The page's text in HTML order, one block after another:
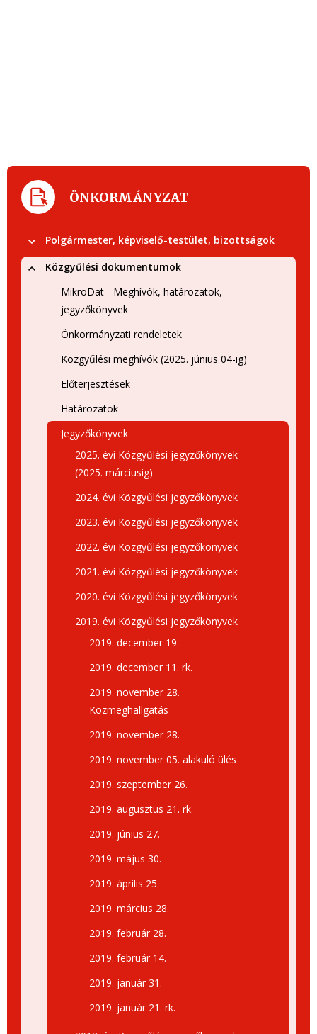
ÖNKORMÁNYZAT
Polgármester, képviselő-testület, bizottságok
Közgyűlési dokumentumok
MikroDat - Meghívók, határozatok,
jegyzőkönyvek
Önkormányzati rendeletek
Közgyűlési meghívók (2025. június 04-ig)
Előterjesztések
Határozatok
Jegyzőkönyvek
2025. évi Közgyűlési jegyzőkönyvek
(2025. márciusig)
2024. évi Közgyűlési jegyzőkönyvek
2023. évi Közgyűlési jegyzőkönyvek
2022. évi Közgyűlési jegyzőkönyvek
2021. évi Közgyűlési jegyzőkönyvek
2020. évi Közgyűlési jegyzőkönyvek
2019. évi Közgyűlési jegyzőkönyvek
2019. december 19.
2019. december 11. rk.
2019. november 28.
Közmeghallgatás
2019. november 28.
2019. november 05. alakuló ülés
2019. szeptember 26.
2019. augusztus 21. rk.
2019. június 27.
2019. május 30.
2019. április 25.
2019. március 28.
2019. február 28.
2019. február 14.
2019. január 31.
2019. január 21. rk.